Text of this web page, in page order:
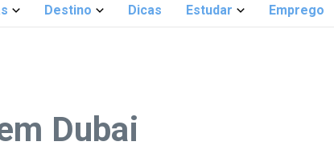
Destino Dicas Estudar Emprego
Dubai